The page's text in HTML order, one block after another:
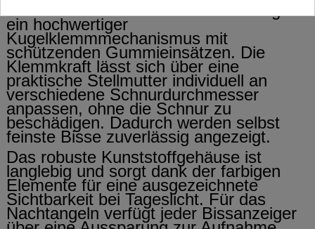
ein hochwertiger
Kugelklemmmechanismus mit
schützenden Gummieinsätzen. Die
Klemmkraft lässt sich über eine
praktische Stellmutter individuell an
verschiedene Schnurdurchmesser
anpassen, ohne die Schnur zu
beschädigen. Dadurch werden selbst
feinste Bisse zuverlässig angezeigt.
Das robuste Kunststoffgehäuse ist
langlebig und sorgt dank der farbigen
Elemente für eine ausgezeichnete
Sichtbarkeit bei Tageslicht. Für das
Nachtangeln verfügt jeder Bissanzeiger